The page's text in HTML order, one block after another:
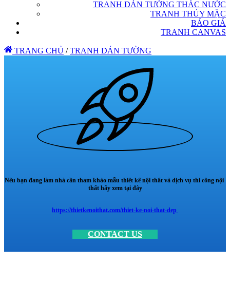
TRANH DÁN TƯỜNG THÁC NƯỚC
TRANH THỦY MẶC
BÁO GIÁ
TRANH CANVAS
TRANG CHỦ / TRANH DÁN TƯỜNG
Nếu bạn đang làm nhà cần tham khảo mẫu thiết kế nội thất và dịch vụ thi công nội
thất hãy xem tại đây
https://thietkenoithat.com/thiet-ke-noi-that-dep
CONTACT US